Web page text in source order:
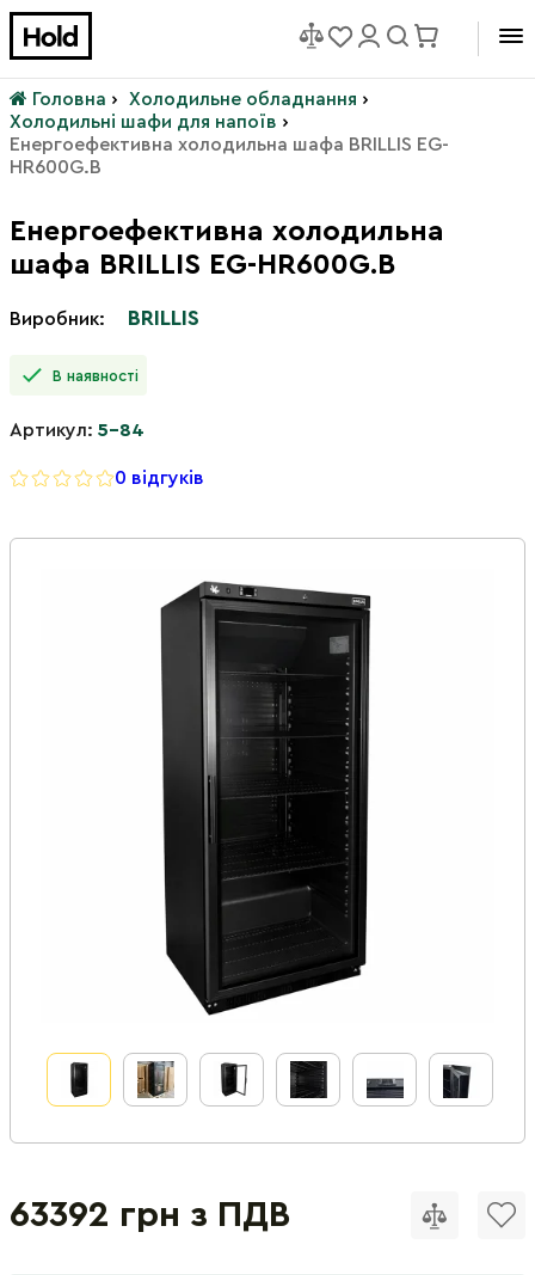
Головна › Холодильне обладнання ›
Холодильні шафи для напоїв ›
Енергоефективна холодильна шафа BRILLIS EG-
HR600G.B
Енергоефективна холодильна
шафа BRILLIS EG-HR600G.B
Виробник: BRILLIS
В наявності
Артикул: 5-84
0 відгуків
63392 грн з ПДВ